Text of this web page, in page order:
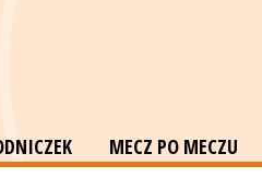
MECZ PO MECZU